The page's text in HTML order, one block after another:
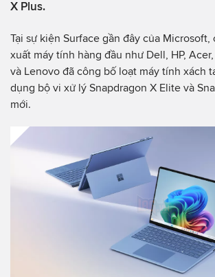
X Plus.
Tại sự kiện Surface gần đây của Microsoft,
xuất máy tính hàng đầu như Dell, HP,
và Lenovo đã công bố loạt máy tính xách
dụng bộ vi xử lý Snapdragon X Elite và
mới.